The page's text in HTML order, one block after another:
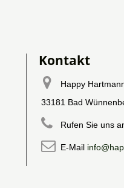
Kontakt
Happy
33181 Bad
Rufen Sie uns
E-Mail